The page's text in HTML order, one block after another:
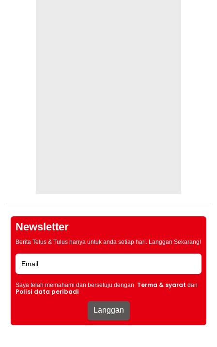
Newsletter
Berita Telus & Tulus hanya untuk anda setiap hari. Langgan Sekarang!
Saya telah memahami dan bersetuju dengan Terma & syarat dan
Polisi data peribadi